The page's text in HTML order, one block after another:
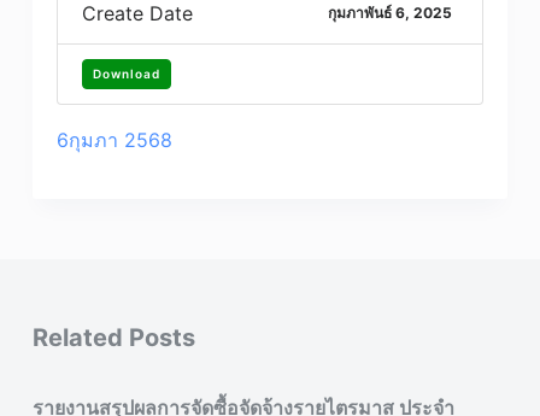
Create Date กุมภาพันธ์ 6, 2025
Download
6กุมภา 2568
Related Posts
รายงานสรุปผลการจัดซื้อจัดจ้างรายไตรมาส ประจำ